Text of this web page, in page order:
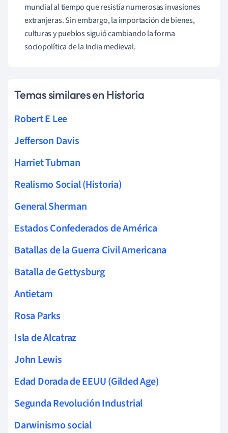
mundial al tiempo que resistía numerosas invasiones
extranjeras. Sin embargo, la importación de bienes,
culturas y pueblos siguió cambiando la forma
sociopolítica de la India medieval.
Temas similares en Historia
Robert E Lee
Jefferson Davis
Harriet Tubman
Realismo Social (Historia)
General Sherman
Estados Confederados de América
Batallas de la Guerra Civil Americana
Batalla de Gettysburg
Antietam
Rosa Parks
Isla de Alcatraz
John Lewis
Edad Dorada de EEUU (Gilded Age)
Segunda Revolución Industrial
Darwinismo social